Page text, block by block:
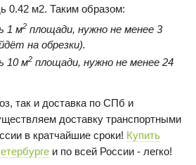
0.42 м2. Таким образом:
1 м2площади, нужно не менее 3
на обрезки).
10 м2площади, нужно не менее 24
так и доставка по СПб и
доставку транспортными
в кратчайшие сроки! Купить
и по всей России - легко!